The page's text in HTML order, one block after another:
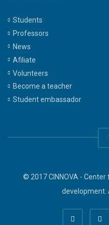
Students
Professors
News
Afiliate
Volunteers
Become a teacher
Student embassador
© 2017 CINNOVA -
development.